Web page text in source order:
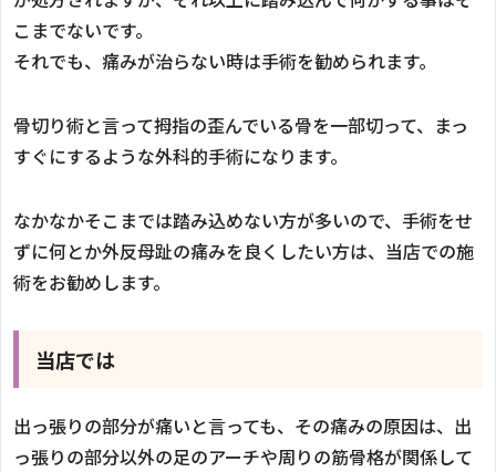
こまでないです。
それでも、痛みが治らない時は手術を勧められます。
骨切り術と言って拇指の歪んでいる骨を一部切って、まっ
すぐにするような外科的手術になります。
なかなかそこまでは踏み込めない方が多いので、手術をせ
ずに何とか外反母趾の痛みを良くしたい方は、当店での施
術をお勧めします。
当店では
出っ張りの部分が痛いと言っても、その痛みの原因は、出
っ張りの部分以外の足のアーチや周りの筋骨格が関係して